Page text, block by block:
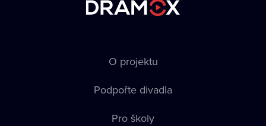
O projektu
Podpořte divadla
Pro školy